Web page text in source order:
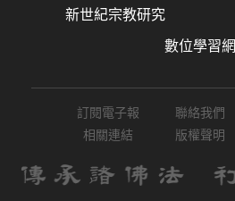
新世紀宗教研究
數位學習網
訂閱電子報 聯絡我們
相關連結
版權聲明